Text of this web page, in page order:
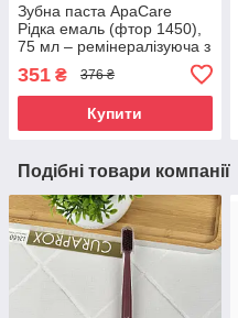
Зубна паста ApaCare
Рідка емаль (фтор 1450),
75 мл – ремінералізуюча з
чутливих зубів, захист від
карієсу
351 ₴ 376 ₴
Купити
Подібні товари компанії